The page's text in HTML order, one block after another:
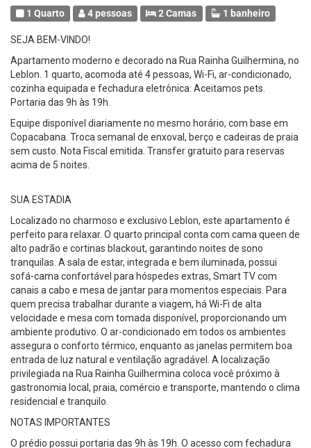
1 Quarto 4 pessoas 2 Camas 1 banheiro
SEJA BEM-VINDO!
Apartamento moderno e decorado na Rua Rainha Guilhermina, no
Leblon. 1 quarto, acomoda até 4 pessoas, Wi-Fi, ar-condicionado,
cozinha equipada e fechadura eletrônica. Aceitamos pets.
Portaria das 9h às 19h.
Equipe disponível diariamente no mesmo horário, com base em
Copacabana. Troca semanal de enxoval, berço e cadeiras de praia
sem custo. Nota Fiscal emitida. Transfer gratuito para reservas
acima de 5 noites.
SUA ESTADIA
Localizado no charmoso e exclusivo Leblon, este apartamento é
perfeito para relaxar. O quarto principal conta com cama queen de
alto padrão e cortinas blackout, garantindo noites de sono
tranquilas. A sala de estar, integrada e bem iluminada, possui
sofá-cama confortável para hóspedes extras, Smart TV com
canais a cabo e mesa de jantar para momentos especiais. Para
quem precisa trabalhar durante a viagem, há Wi-Fi de alta
velocidade e mesa com tomada disponível, proporcionando um
ambiente produtivo. O ar-condicionado em todos os ambientes
assegura o conforto térmico, enquanto as janelas permitem boa
entrada de luz natural e ventilação agradável. A localização
privilegiada na Rua Rainha Guilhermina coloca você próximo à
gastronomia local, praia, comércio e transporte, mantendo o clima
residencial e tranquilo.
NOTAS IMPORTANTES
O prédio possui portaria das 9h às 19h. O acesso com fechadura